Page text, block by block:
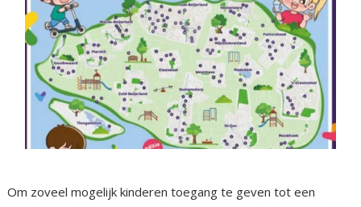
Om zoveel mogelijk kinderen toegang te geven tot een